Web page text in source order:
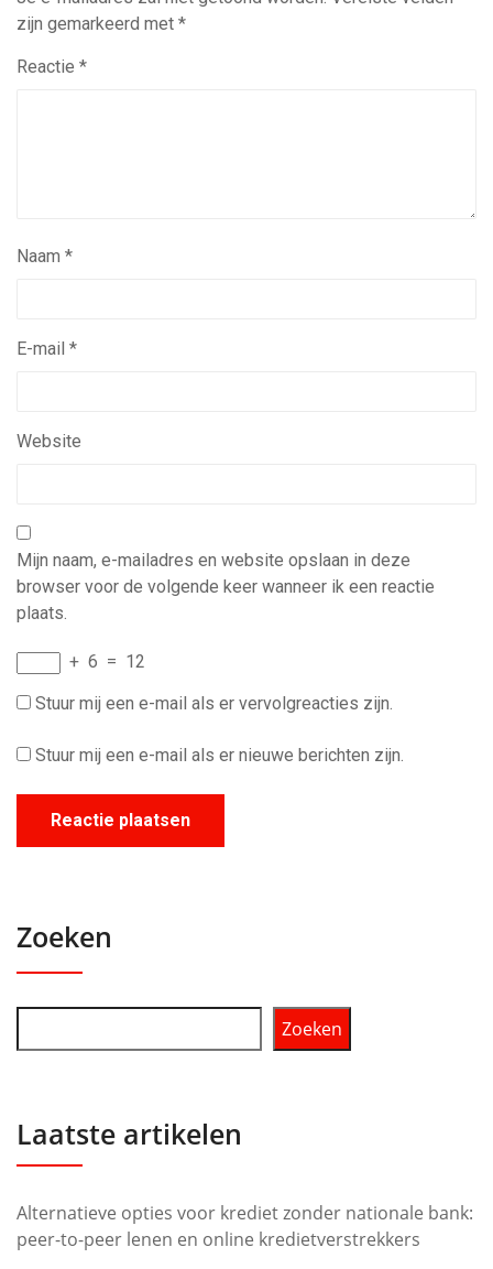
zijn gemarkeerd met *
Reactie *
Naam *
E-mail *
Website
Mijn naam, e-mailadres en website opslaan in deze
browser voor de volgende keer wanneer ik een reactie
plaats.
+ 6 = 12
Stuur mij een e-mail als er vervolgreacties zijn.
Stuur mij een e-mail als er nieuwe berichten zijn.
Zoeken
Zoeken
Laatste artikelen
Alternatieve opties voor krediet zonder nationale bank:
peer-to-peer lenen en online kredietverstrekkers